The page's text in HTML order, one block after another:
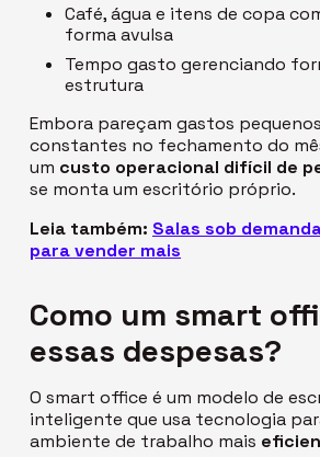
Café, água e itens de copa
forma avulsa
Tempo gasto gerenciando
estrutura
Embora pareçam gastos
constantes no fechamento do
um custo operacional difícil de
se monta um escritório próprio.
Leia também: Salas sob
para vender mais
Como um smart
essas despesas?
Osmart office é um modelo de
inteligente que usa tecnologia
ambiente de trabalho mais